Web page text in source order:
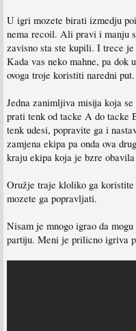
U igri mozete birati izmedju
nema recoil. Ali pravi i manju
zavisno sta ste kupili. I trece
Kada vas neko mahne, pa dok
ovoga troje koristiti naredni put.
Jedna zanimljiva misija koja
prati tenk od tacke A do tacke
tenk udesi, popravite ga i
zamjena ekipa pa onda ova
kraju ekipa koja je bzre
Oružje traje kloliko ga koristite
mozete ga popravljati.
Nisam je mnogo igrao da
partiju. Meni je prilicno igriva